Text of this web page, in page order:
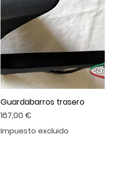
Guardabarros trasero
Precio
167,00 €
Impuesto excluido